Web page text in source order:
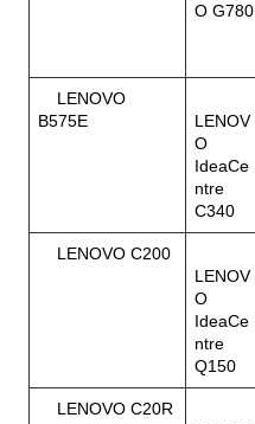
O G780
LENOVO
B575E
LENOV
O
IdeaCe
ntre
C340
LENOVO C200
LENOV
O
IdeaCe
ntre
Q150
LENOVO C20R